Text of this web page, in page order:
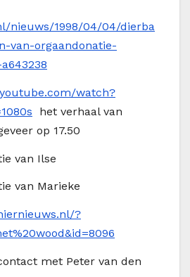
nieuws/1998/04/04/dierba
van-orgaandonatie-
watch?
het verhaal van
op 17.50
van Ilse
van Marieke
?
met Peter van den